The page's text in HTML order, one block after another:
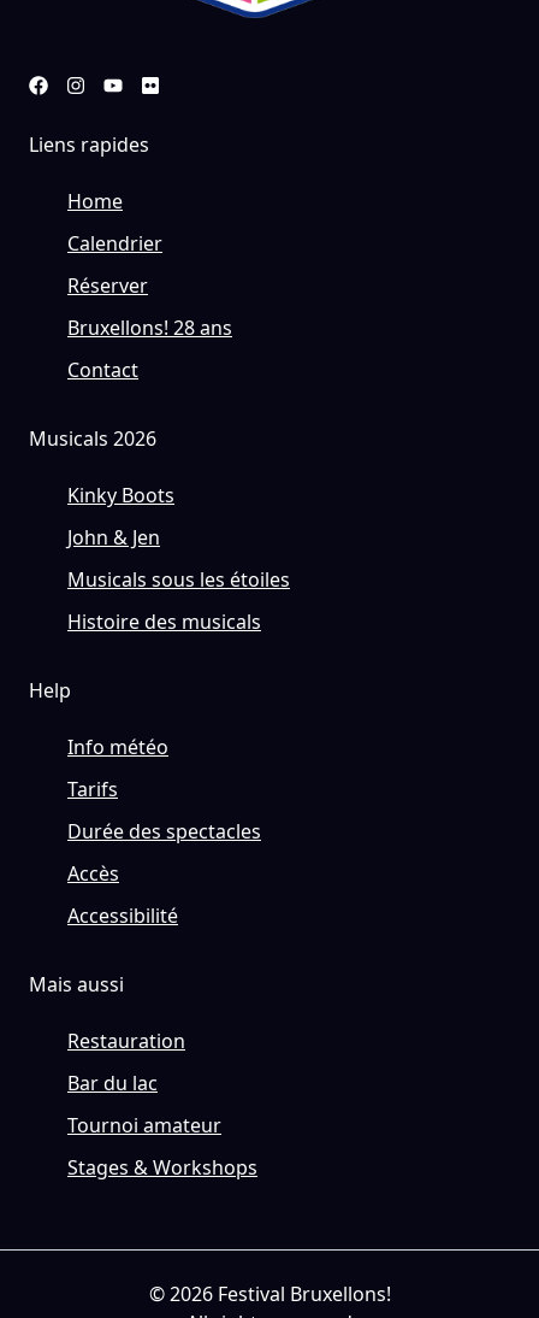
Liens rapides
Home
Calendrier
Réserver
Bruxellons! 28 ans
Contact
Musicals 2026
Kinky Boots
John & Jen
Musicals sous les étoiles
Histoire des musicals
Help
Info météo
Tarifs
Durée des spectacles
Accès
Accessibilité
Mais aussi
Restauration
Bar du lac
Tournoi amateur
Stages & Workshops
© 2026 Festival Bruxellons!